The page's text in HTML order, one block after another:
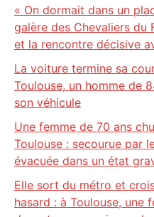
« On dormait dans un
galère des Chevaliers du
et la rencontre décisive
La voiture termine sa
Toulouse, un homme de
son véhicule
Une femme de 70 ans
Toulouse : secourue par
évacuée dans un état
Elle sort du métro et
hasard : à Toulouse, une